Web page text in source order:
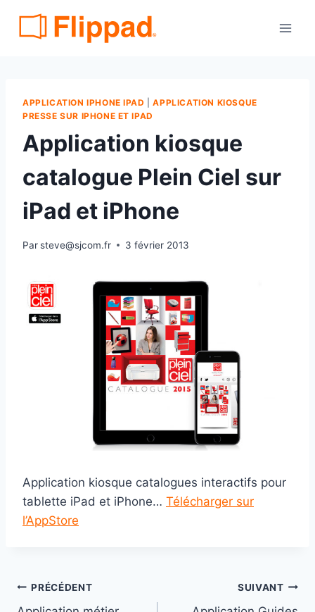
APPLICATION IPHONE IPAD |APPLICATION KIOSQUE
PRESSE SUR IPHONE ET IPAD
Application kiosque
catalogue Plein Ciel sur
iPad et iPhone
Parsteve@sjcom.fr 3 février 2013
Application kiosque catalogues interactifs pour
tablette iPad et iPhone… Télécharger sur
l’AppStore
Navigation
PRÉCÉDENT SUIVANT